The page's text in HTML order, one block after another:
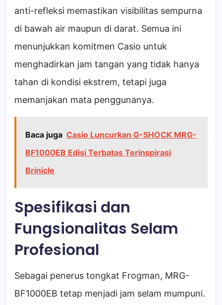
anti-refleksi memastikan visibilitas sempurna
di bawah air maupun di darat. Semua ini
menunjukkan komitmen Casio untuk
menghadirkan jam tangan yang tidak hanya
tahan di kondisi ekstrem, tetapi juga
memanjakan mata penggunanya.
Baca juga Casio Luncurkan G-SHOCK MRG-
BF1000EB Edisi Terbatas Terinspirasi
Brinicle
Spesifikasi dan
Fungsionalitas Selam
Profesional
Sebagai penerus tongkat Frogman, MRG-
BF1000EB tetap menjadi jam selam mumpuni.